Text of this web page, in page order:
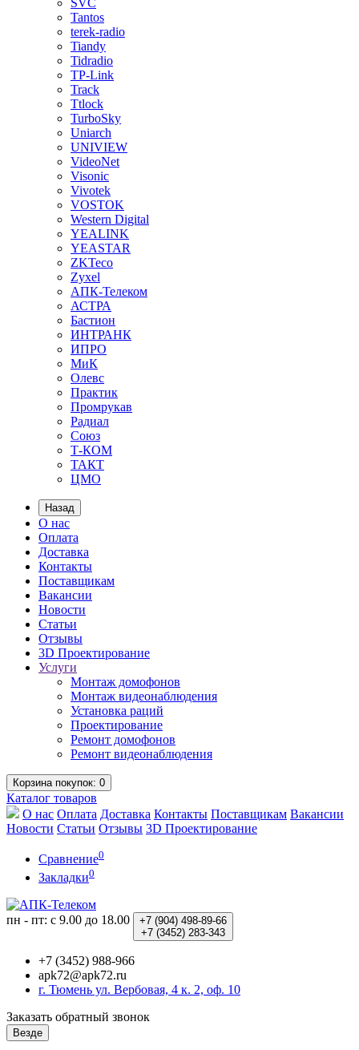
SVC
Tantos
terek-radio
Tiandy
Tidradio
TP-Link
Track
Ttlock
TurboSky
Uniarch
UNIVIEW
VideoNet
Visonic
Vivotek
VOSTOK
Western Digital
YEALINK
YEASTAR
ZKTeco
Zyxel
АПК-Телеком
АСТРА
Бастион
ИНТРАНК
ИПРО
МиК
Олевс
Практик
Промрукав
Радиал
Союз
Т-КОМ
ТАКТ
ЦМО
Назад
О нас
Оплата
Доставка
Контакты
Поставщикам
Вакансии
Новости
Статьи
Отзывы
3D Проектирование
Услуги
Монтаж домофонов
Монтаж видеонаблюдения
Установка раций
Проектирование
Ремонт домофонов
Ремонт видеонаблюдения
Корзинапокупок: 0
Каталог товаров
О нас Оплата Доставка Контакты Поставщикам Вакансии
Новости Статьи Отзывы 3D Проектирование
Сравнение0
Закладки0
пн - пт: с 9.00 до 18.00 +7 (904) 498-89-66
+7 (3452) 283-343
+7 (3452) 988-966
apk72@apk72.ru
г. Тюмень ул. Вербовая, 4 к. 2, оф. 10
Заказать обратный звонок
Везде